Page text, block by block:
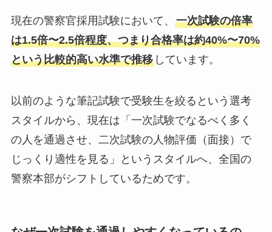
現在の警察官採用試験において、 一次試験の倍率
は1.5倍〜2.5倍程度、つまり合格率は約40%〜70%
という比較的高い水準で推移しています。
以前のような筆記試験で受験生を絞るという選考
スタイルから、現在は「一次試験でなるべく多く
の人を通過させ、二次試験の人物評価（面接）で
じっくり適性を見る」というスタイルへ、全国の
警察本部がシフトしているためです。